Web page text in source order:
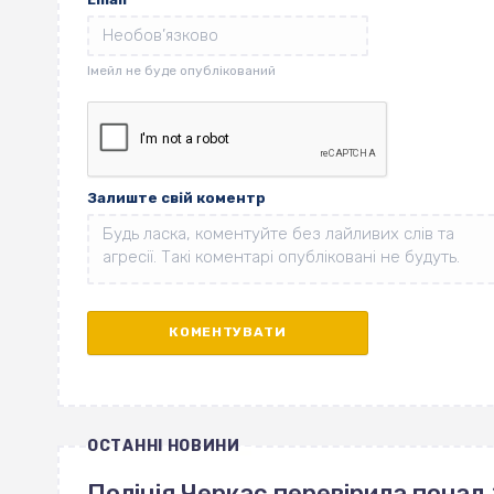
Залиште свій коментр
ОСТАННІ НОВИНИ